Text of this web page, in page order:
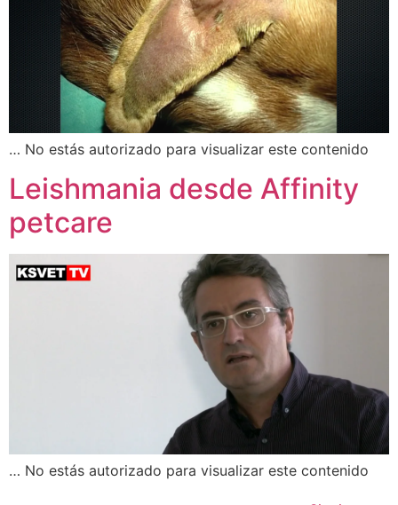
… No estás autorizado para visualizar este contenido
Leishmania desde Affinity
petcare
… No estás autorizado para visualizar este contenido